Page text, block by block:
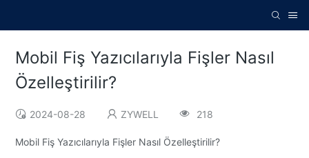
Mobil Fiş Yazıcılarıyla Fişler Nasıl
Özelleştirilir?
2024-08-28 ZYWELL 218
Mobil Fiş Yazıcılarıyla Fişler Nasıl Özelleştirilir?